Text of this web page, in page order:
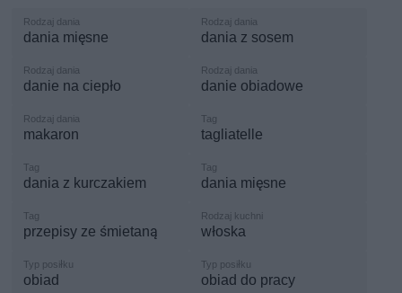
dania mięsne dania z sosem
danie na ciepło danie obiadowe
makaron tagliatelle
dania z kurczakiem dania mięsne
przepisy ze śmietaną włoska
obiad obiad do pracy